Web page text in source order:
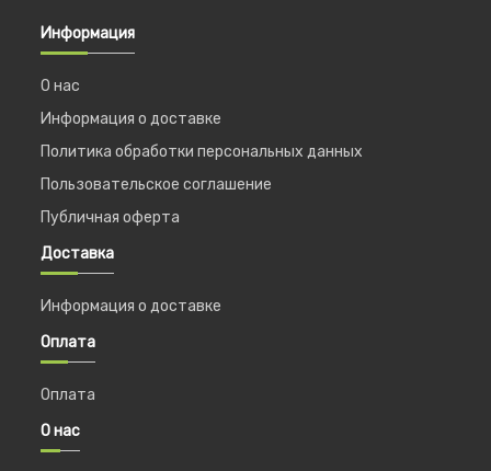
Информация
О нас
Информация о доставке
Политика обработки персональных данных
Пользовательское соглашение
Публичная оферта
Доставка
Информация о доставке
Оплата
Оплата
О нас